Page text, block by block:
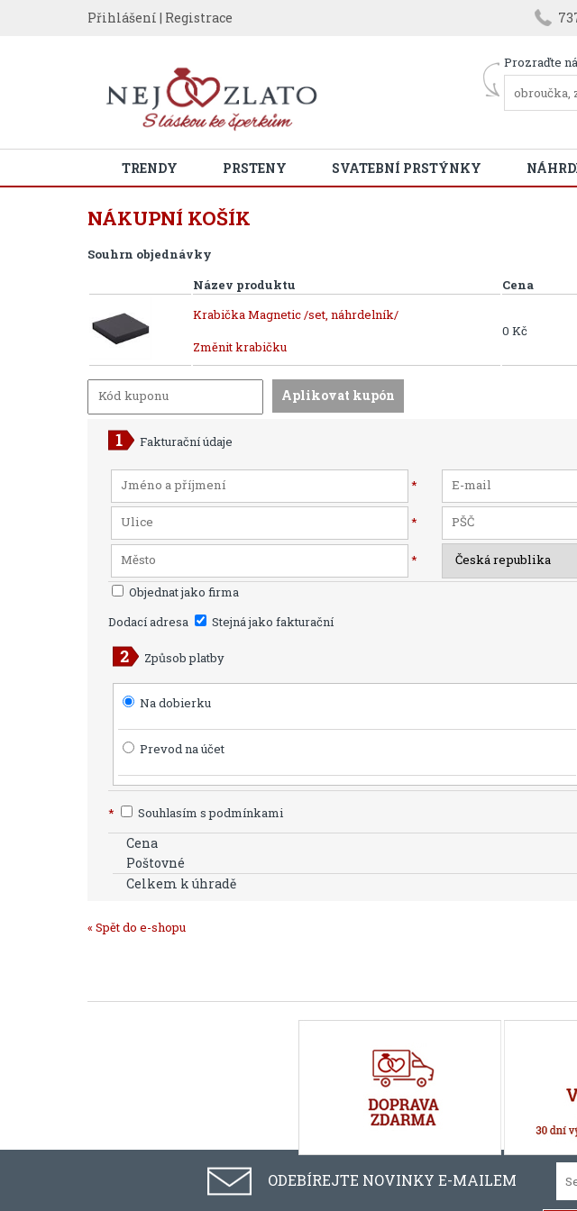
Přihlášení | Registrace
Prozraďte
TRENDY PRSTENY SVATEBNÍ PRSTÝNKY
NÁKUPNÍ KOŠÍK
Souhrn objednávky
Název produktu
Cena
Krabička Magnetic /set, náhrdelník/
Změnit krabičku
0 Kč
Fakturační údaje
*
*
*
Objednat jako firma
Dodací adresa
Stejná jako fakturační
Způsob platby
Na dobierku
Prevod na účet
* Souhlasím s podmínkami
Cena
Poštovné
Celkem k úhradě
« Spět do e-shopu
ODEBÍREJTE NOVINKY E-MAILEM